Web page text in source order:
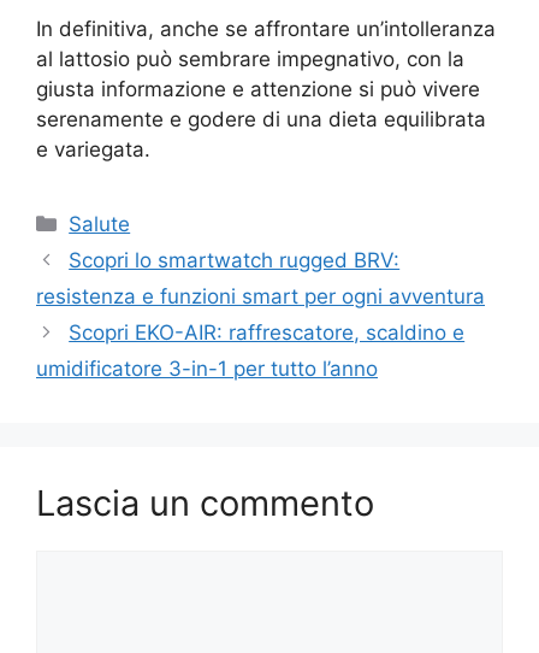
In definitiva, anche se affrontare un’intolleranza
al lattosio può sembrare impegnativo, con la
giusta informazione e attenzione si può vivere
serenamente e godere di una dieta equilibrata
e variegata.
Categorie
Salute
Scopri lo smartwatch rugged BRV:
resistenza e funzioni smart per ogni avventura
Scopri EKO-AIR: raffrescatore, scaldino e
umidificatore 3-in-1 per tutto l’anno
Lascia un commento